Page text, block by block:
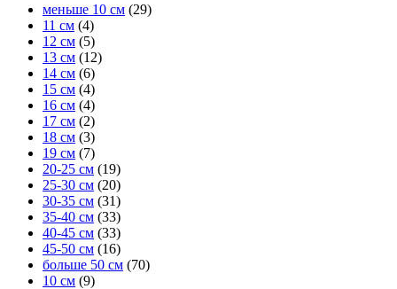
меньше 10 см (29)
11 см (4)
12 см (5)
13 см (12)
14 см (6)
15 см (4)
16 см (4)
17 см (2)
18 см (3)
19 см (7)
20-25 см (19)
25-30 см (20)
30-35 см (31)
35-40 см (33)
40-45 см (33)
45-50 см (16)
больше 50 см (70)
10 см (9)